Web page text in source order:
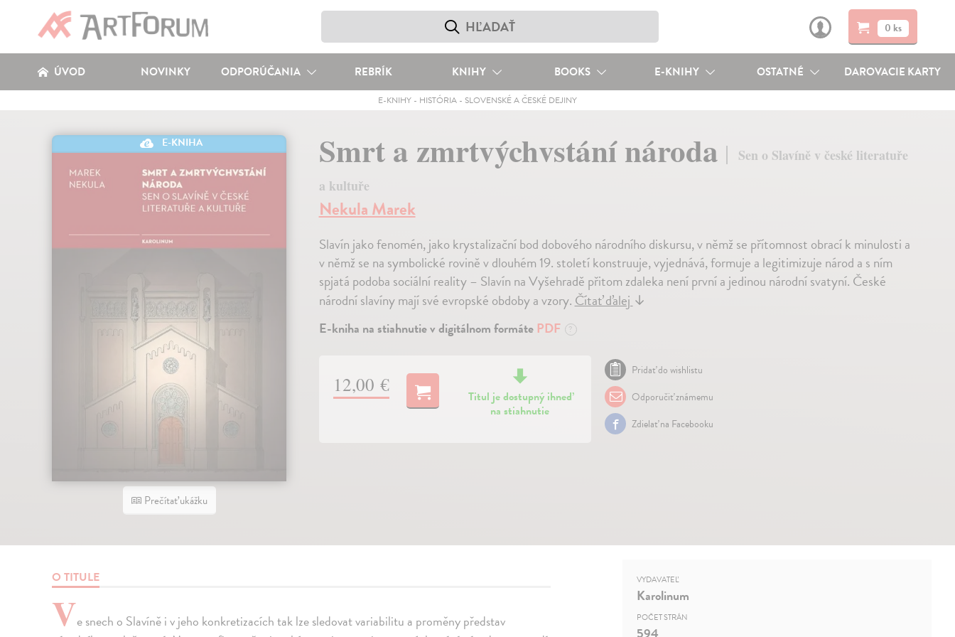
0 ks
ÚVOD NOVINKY ODPORÚČANIA REBRÍK KNIHY BOOKS E-KNIHY OSTATNÉ DAROVACIE KARTY
E-KNIHY- HISTÓRIA- SLOVENSKÉ A ČESKÉ DEJINY
E-KNIHA
Prečítať ukážku
Smrt a zmrtvýchvstání národa
Sen o Slavíně v české literatuře
a kultuře
Nekula Marek
Slavín jako fenomén, jako krystalizační bod dobového národního diskursu, v němž se přítomnost obrací k minulosti a
v němž se na symbolické rovině v dlouhém 19. století konstruuje, vyjednává, formuje a legitimizuje národ a s ním
spjatá podoba sociální reality – Slavín na Vyšehradě přitom zdaleka není první a jedinou národní svatyní. České
národní slavíny mají své evropské obdoby a vzory.Čítať ďalej↓
E-kniha na stiahnutie v digitálnom formáte PDF ?
12,00 €
Titul je dostupný ihneď
na stiahnutie
Pridať do wishlistu
Odporučiť známemu
Zdielať na Facebooku
O TITULE
Ve snech o Slavíně i v jeho konkretizacích tak lze sledovat variabilitu a proměny představ
VYDAVATEĽ
Karolinum
POČET STRÁN
594